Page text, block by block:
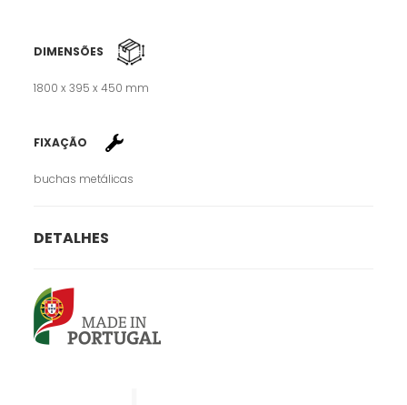
DIMENSÕES
1800 x 395 x 450 mm
FIXAÇÃO
buchas metálicas
DETALHES